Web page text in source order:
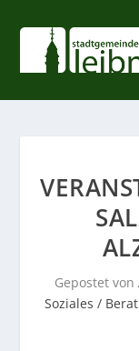
Gepostet von
Soziales /